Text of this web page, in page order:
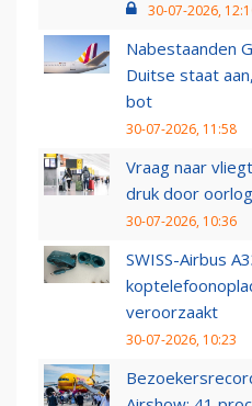
30-07-2026,
Nabestaanden
Duitse staat
bot
30-07-2026, 11:58
Vraag naar
druk door
30-07-2026, 10:36
SWISS-Airbus
veroorzaakt
30-07-2026, 10:23